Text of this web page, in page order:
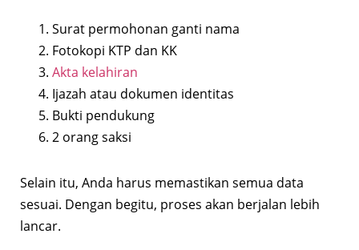
Surat permohonan ganti nama
Fotokopi KTP dan KK
Akta kelahiran
Ijazah atau dokumen identitas
Bukti pendukung
2 orang saksi
Selain itu, Anda harus memastikan semua data
sesuai. Dengan begitu, proses akan berjalan lebih
lancar.